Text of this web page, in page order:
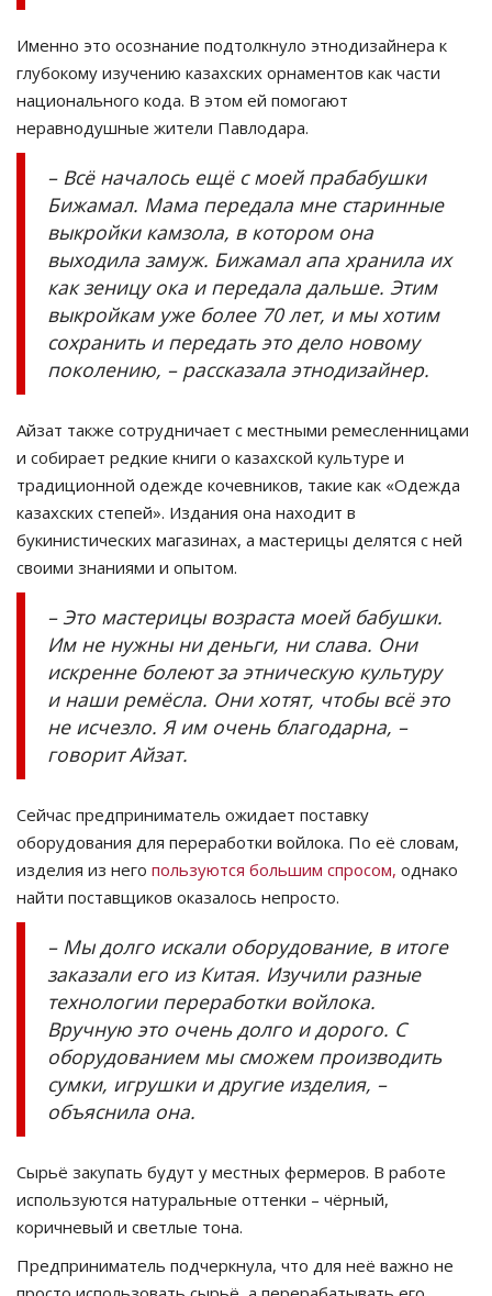
Именно это осознание подтолкнуло этнодизайнера к
глубокому изучению казахских орнаментов как части
национального кода. В этом ей помогают
неравнодушные жители Павлодара.
– Всё началось ещё с моей прабабушки
Бижамал. Мама передала мне старинные
выкройки камзола, в котором она
выходила замуж. Бижамал апа хранила их
как зеницу ока и передала дальше. Этим
выкройкам уже более 70 лет, и мы хотим
сохранить и передать это дело новому
поколению, – рассказала этнодизайнер.
Айзат также сотрудничает с местными ремесленницами
и собирает редкие книги о казахской культуре и
традиционной одежде кочевников, такие как «Одежда
казахских степей». Издания она находит в
букинистических магазинах, а мастерицы делятся с ней
своими знаниями и опытом.
– Это мастерицы возраста моей бабушки.
Им не нужны ни деньги, ни слава. Они
искренне болеют за этническую культуру
и наши ремёсла. Они хотят, чтобы всё это
не исчезло. Я им очень благодарна, –
говорит Айзат.
Сейчас предприниматель ожидает поставку
оборудования для переработки войлока. По её словам,
изделия из него пользуются большим спросом, однако
найти поставщиков оказалось непросто.
– Мы долго искали оборудование, в итоге
заказали его из Китая. Изучили разные
технологии переработки войлока.
Вручную это очень долго и дорого. С
оборудованием мы сможем производить
сумки, игрушки и другие изделия, –
объяснила она.
Сырьё закупать будут у местных фермеров. В работе
используются натуральные оттенки – чёрный,
коричневый и светлые тона.
Предприниматель подчеркнула, что для неё важно не